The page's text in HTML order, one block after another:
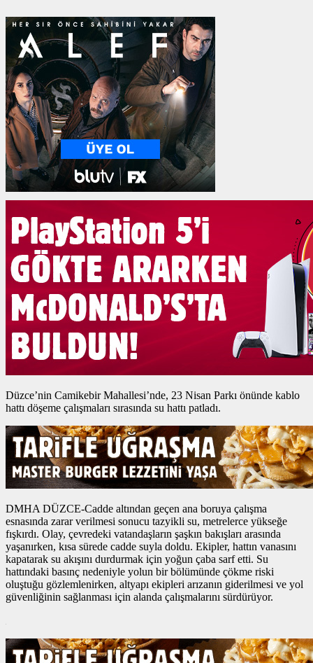
Düzce’nin Camikebir Mahallesi’nde, 23 Nisan Parkı önünde kablo
hattı döşeme çalışmaları sırasında su hattı patladı.
DMHA DÜZCE-Cadde altından geçen ana boruya çalışma
esnasında zarar verilmesi sonucu tazyikli su, metrelerce yükseğe
fışkırdı. Olay, çevredeki vatandaşların şaşkın bakışları arasında
yaşanırken, kısa sürede cadde suyla doldu. Ekipler, hattın vanasını
kapatarak su akışını durdurmak için yoğun çaba sarf etti. Su
hattındaki basınç nedeniyle yolun bir bölümünde çökme riski
oluştuğu gözlemlenirken, altyapı ekipleri arızanın giderilmesi ve yol
güvenliğinin sağlanması için alanda çalışmalarını sürdürüyor.